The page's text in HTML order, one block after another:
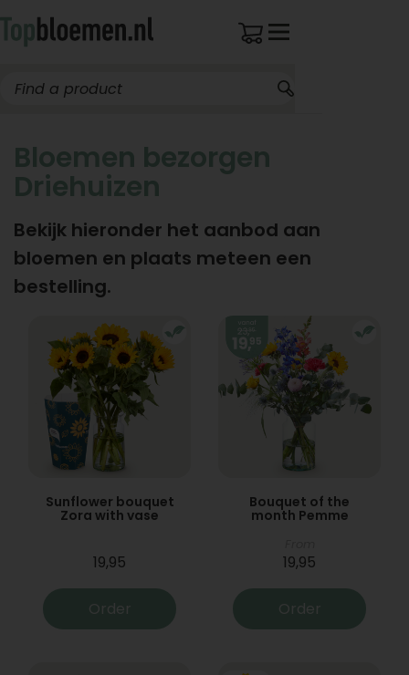
Bloemen bezorgen
Driehuizen
Bekijk hieronder het aanbod aan
bloemen en plaats meteen een
bestelling.
Sunflower bouquet
Zora with vase
19,95
Order
Bouquet of the
month Pemme
19,95
Order